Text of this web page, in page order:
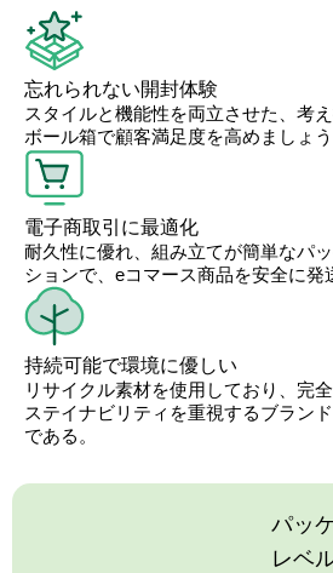
忘れられない開封体験
スタイルと機能性を両立させた、考
ボール箱で顧客満足度を高めましょう
電子商取引に最適化
耐久性に優れ、組み立てが簡単なパ
ションで、eコマース商品を安全に発
持続可能で環境に優しい
リサイクル素材を使用しており、完
ステイナビリティを重視するブラン
である。
パッ
レベ